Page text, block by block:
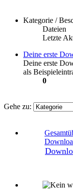
Kategorie /
Dateien
Letzte
Deine erste
Deine erste
als
0
Gehe zu: